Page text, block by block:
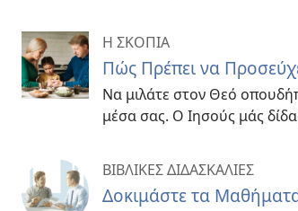
Η ΣΚΟΠΙΑ
Πώς Πρέπει να
Να μιλάτε στον Θεό
μέσα σας. Ο Ιησούς μάς
ΒΙΒΛΙΚΕΣ ΔΙΔΑΣΚΑΛΙΕΣ
Δοκιμάστε τα